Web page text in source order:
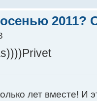
2011?
лет вместе! И